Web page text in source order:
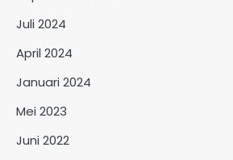
Juli 2024
April 2024
Januari 2024
Mei 2023
Juni 2022